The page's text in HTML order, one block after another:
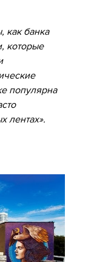
как банка
которые
популярна
лентах».